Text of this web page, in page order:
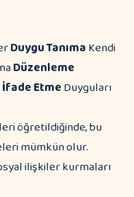
Duygu TanımaKendi
Düzenleme
İfade EtmeDuyguları
öğretildiğinde, bu
mümkün olur.
ilişkiler kurmaları